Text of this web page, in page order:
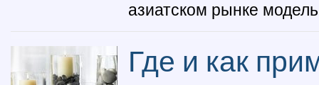
азиатском рынке
Где и как